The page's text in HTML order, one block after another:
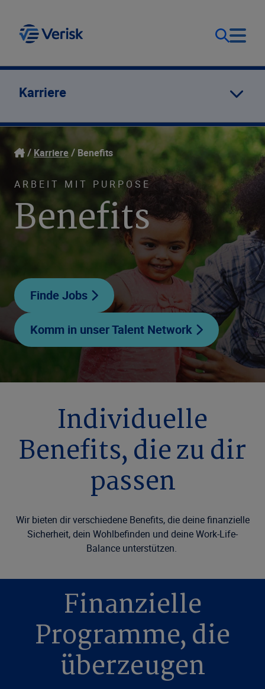
Unsere Lösungen
Ressourcen
Unternehmen
Kontakt
Deutschland (DE)
Karriere
Karriere Benefits
ARBEIT MIT PURPOSE
Benefits
Finde Jobs
Komm in unser Talent Network
Individuelle
Benefits, die zu dir
passen
Wir bieten dir verschiedene Benefits, die deine finanzielle
Sicherheit, dein Wohlbefinden und deine Work-Life-
Balance unterstützen.
Finanzielle
Programme, die
überzeugen